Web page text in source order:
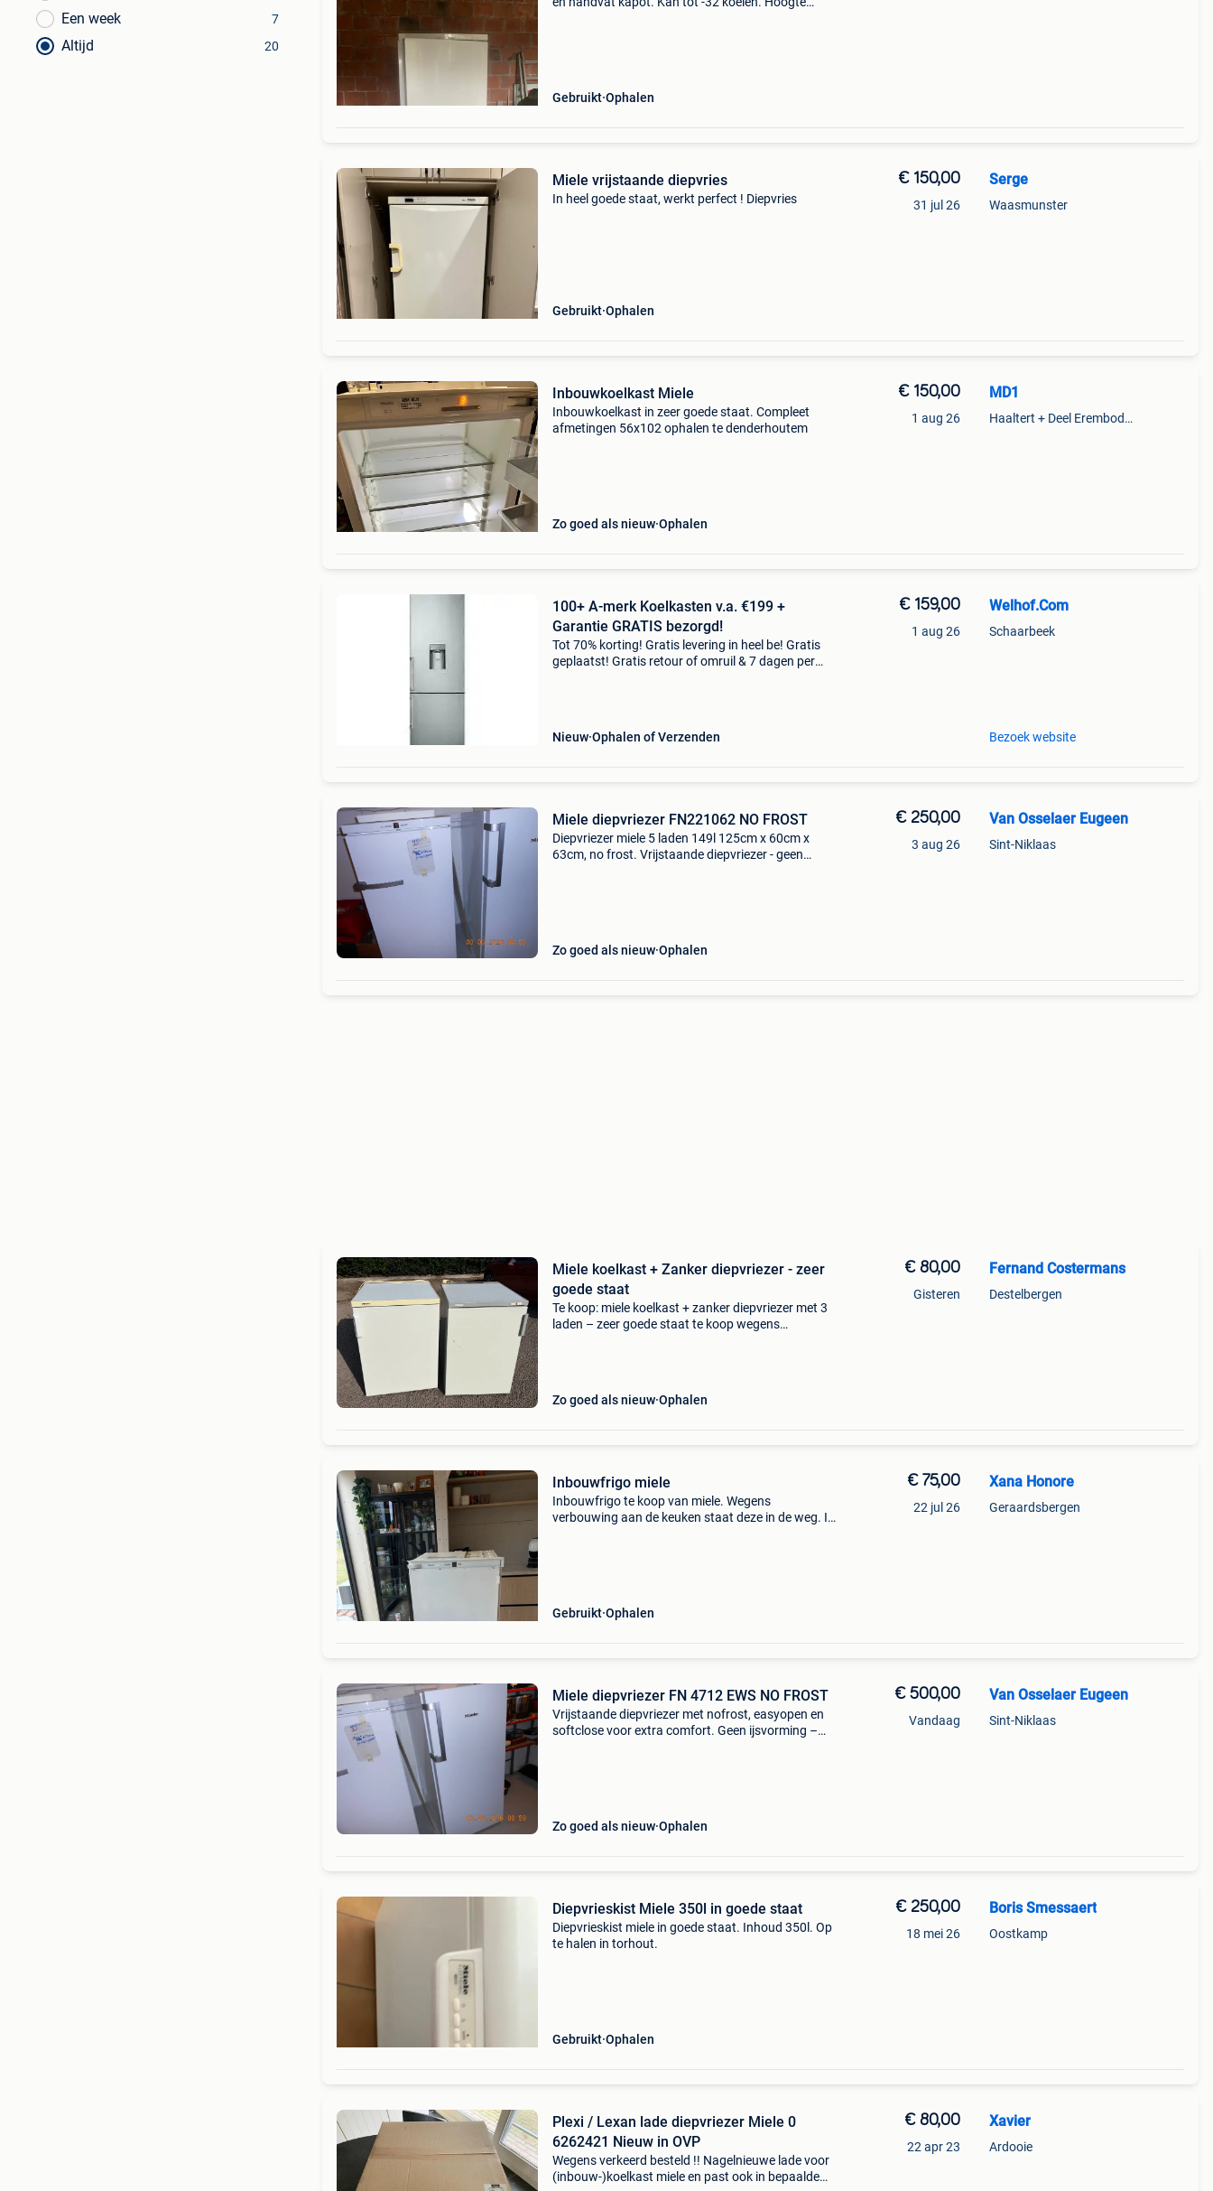
Een week 7
Altijd 20
Gebruikt Ophalen
Miele vrijstaande diepvries
In heel goede staat, werkt perfect ! Diepvries
Gebruikt Ophalen
€ 150,00
31 jul 26
Serge
Waasmunster
Inbouwkoelkast Miele
Inbouwkoelkast in zeer goede staat. Compleet
afmetingen 56x102 ophalen te denderhoutem
Zo goed als nieuw Ophalen
€ 150,00
1 aug 26
MD1
Haaltert + Deel Erembodegem
100+ A-merk Koelkasten v.a. €199 +
Garantie GRATIS bezorgd!
Tot 70% korting! Gratis levering in heel be! Gratis
geplaatst! Gratis retour of omruil & 7 dagen per
Nieuw Ophalen of Verzenden
€ 159,00
1 aug 26
Welhof.Com
Schaarbeek
Bezoek website
Miele diepvriezer FN221062 NO FROST
Diepvriezer miele 5 laden 149l 125cm x 60cm x
63cm, no frost. Vrijstaande diepvriezer - geen
Zo goed als nieuw Ophalen
€ 250,00
3 aug 26
Van Osselaer Eugeen
Sint-Niklaas
Miele koelkast + Zanker diepvriezer - zeer
goede staat
Te koop: miele koelkast + zanker diepvriezer met 3
laden – zeer goede staat te koop wegens
Zo goed als nieuw Ophalen
€ 80,00
Gisteren
Fernand Costermans
Destelbergen
Inbouwfrigo miele
Inbouwfrigo te koop van miele. Wegens
verbouwing aan de keuken staat deze in de weg. Is
Gebruikt Ophalen
€ 75,00
22 jul 26
Xana Honore
Geraardsbergen
Miele diepvriezer FN 4712 EWS NO FROST
Vrijstaande diepvriezer met nofrost, easyopen en
softclose voor extra comfort. Geen ijsvorming –
Zo goed als nieuw Ophalen
€ 500,00
Vandaag
Van Osselaer Eugeen
Sint-Niklaas
Diepvrieskist Miele 350l in goede staat
Diepvrieskist miele in goede staat. Inhoud 350l. Op
te halen in torhout.
Gebruikt Ophalen
€ 250,00
18 mei 26
Boris Smessaert
Oostkamp
Plexi / Lexan lade diepvriezer Miele 0
6262421 Nieuw in OVP
Wegens verkeerd besteld !! Nagelnieuwe lade voor
(inbouw-)koelkast miele en past ook in bepaalde
€ 80,00
22 apr 23
Xavier
Ardooie